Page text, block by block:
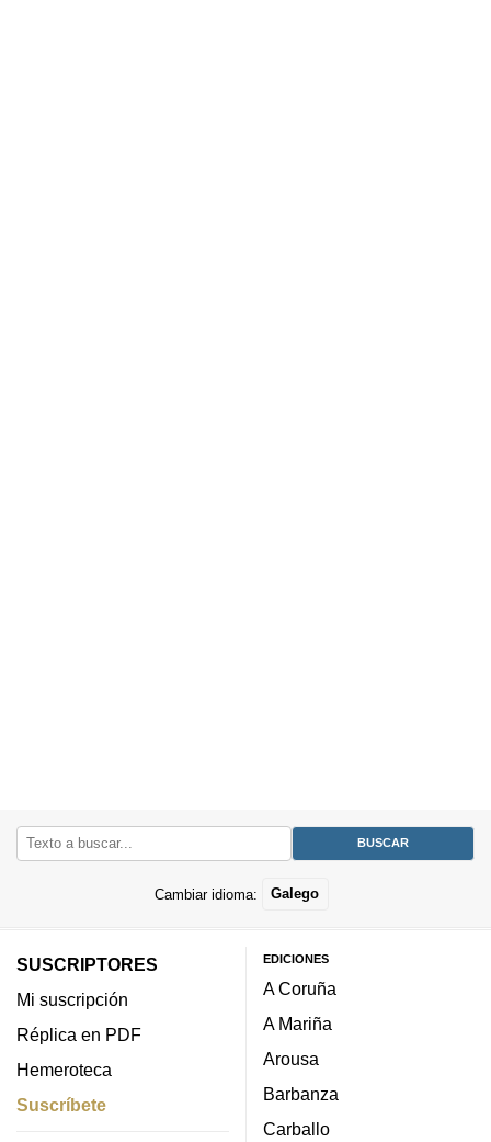
Cambiar idioma: Galego
SUSCRIPTORES
Mi suscripción
Réplica en PDF
Hemeroteca
Suscríbete
EDICIONES
A Coruña
A Mariña
Arousa
Barbanza
Carballo